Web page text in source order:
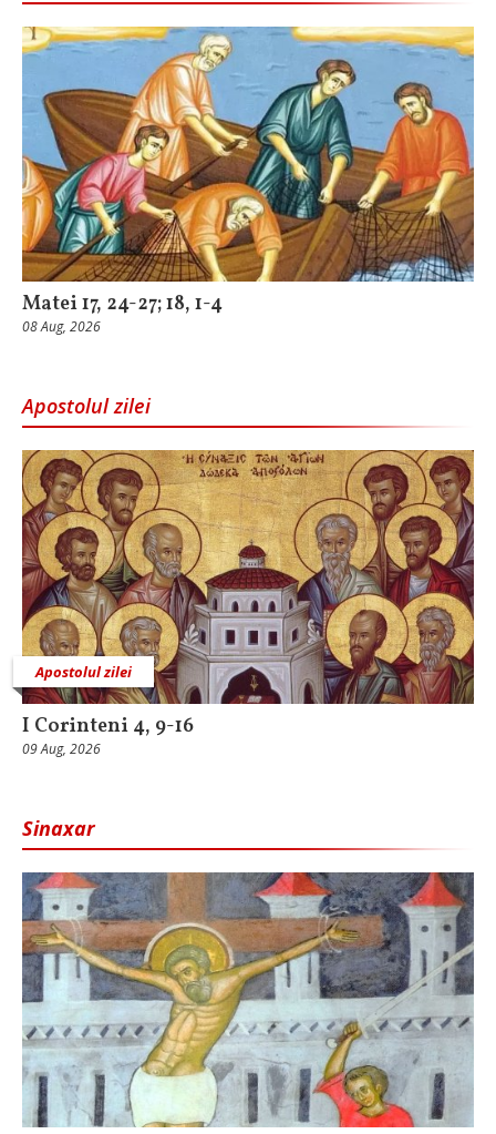
Matei 17, 24-27; 18, 1-4
08 Aug, 2026
Apostolul zilei
Apostolul zilei
I Corinteni 4, 9-16
09 Aug, 2026
Sinaxar